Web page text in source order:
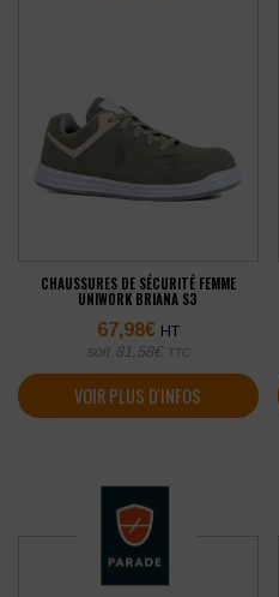
CHAUSSURES DE SÉCURITÉ FEMME
UNIWORK BRIANA S3
67,98€ HT
soit 81,58€ TTC
VOIR PLUS D'INFOS